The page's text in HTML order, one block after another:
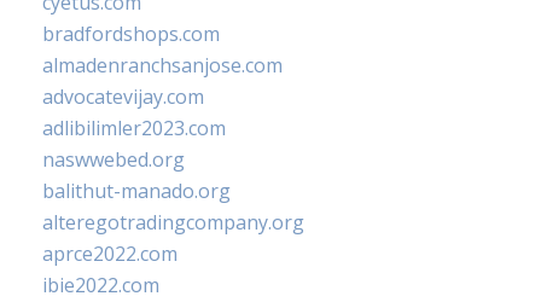
bradfordshops.com
almadenranchsanjose.com
advocatevijay.com
adlibilimler2023.com
naswwebed.org
balithut-manado.org
alteregotradingcompany.org
aprce2022.com
ibie2022.com